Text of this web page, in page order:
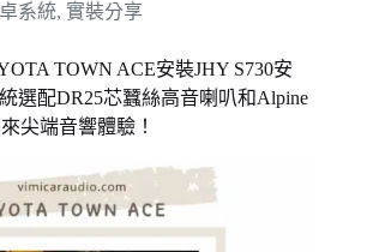
系統, 實裝分享
TOWN ACE安裝JHY S730安
選配DR25芯蠶絲高音喇叭和Alpine
尖端音響體驗！